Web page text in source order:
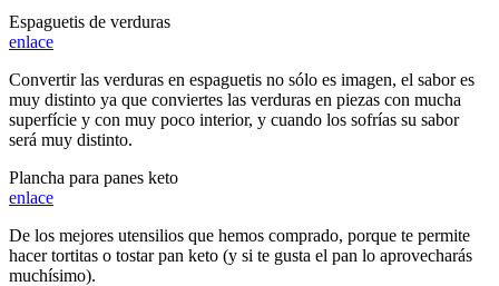
Espaguetis de verduras
enlace
Convertir las verduras en espaguetis no sólo es imagen, el sabor es
muy distinto ya que conviertes las verduras en piezas con mucha
superfície y con muy poco interior, y cuando los sofrías su sabor
será muy distinto.
Plancha para panes keto
enlace
De los mejores utensilios que hemos comprado, porque te permite
hacer tortitas o tostar pan keto (y si te gusta el pan lo aprovecharás
muchísimo).